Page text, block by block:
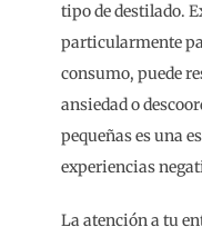
tipo de destilado.
particularmente
consumo, puede
ansiedad o
pequeñas es una
experiencias
La atención a tu